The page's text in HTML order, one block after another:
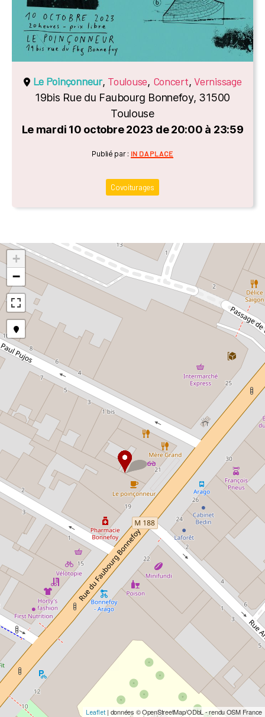
Le Poinçonneur, Toulouse, Concert,Vernissage
19bis Rue du Faubourg Bonnefoy, 31500
Toulouse
Le mardi 10 octobre 2023 de 20:00 à 23:59
Catégories
Publié par : IN DA PLACE
Covoiturages
+
−
Leaflet| données © OpenStreetMap/ODbL - rendu OSM France